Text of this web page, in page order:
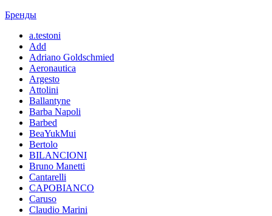
Бренды
a.testoni
Add
Adriano Goldschmied
Aeronautica
Argesto
Attolini
Ballantyne
Barba Napoli
Barbed
BeaYukMui
Bertolo
BILANCIONI
Bruno Manetti
Cantarelli
CAPOBIANCO
Caruso
Claudio Marini